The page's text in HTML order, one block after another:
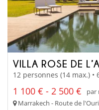
VILLA ROSE DE
12 personnes (14 max.) •
1 100 € - 2 500 €
par
Marrakech - Route de